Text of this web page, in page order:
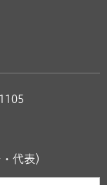
代表）